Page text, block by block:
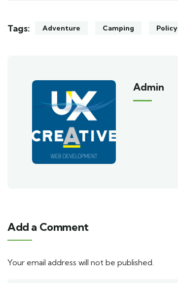
Tags: Adventure Camping Policy
Admin
Add a Comment
Your email address will not be published.